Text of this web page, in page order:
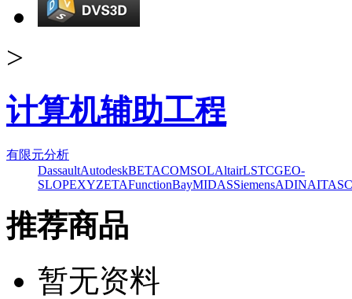
>
计算机辅助工程
有限元分析
DassaultAutodeskBETACOMSOLAltairLSTCGEO-
SLOPEXYZETAFunctionBayMIDASSiemensADINA
推荐商品
暂无资料